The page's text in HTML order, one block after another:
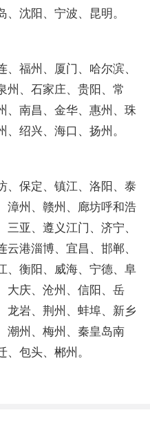
沈阳、宁波、昆明。
福州、厦门、哈尔滨、
州、石家庄、贵阳、常
、南昌、金华、惠州、珠
绍兴、海口、扬州。
、保定、镇江、洛阳、泰
漳州、赣州、廊坊呼和浩
亚、遵义江门、济宁、
港淄博、宜昌、邯郸、
、衡阳、威海、宁德、阜
大庆、沧州、信阳、岳
龙岩、荆州、蚌埠、新乡
潮州、梅州、秦皇岛南
包头、郴州。